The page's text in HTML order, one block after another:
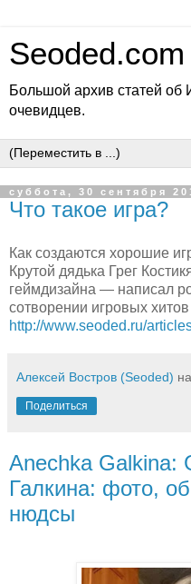
Seoded.com
Большой архив статей об
очевидцев.
суббота, 30 сентября
Что такое игра?
Как создаются хорошие
Крутой дядька Грег
геймдизайна — написал
сотворении игровых хитов
http://www.seoded.ru/
Алексей Востров (Seoded) на
Поделиться
Anechka Galkina:
Галкина: фото,
нюдсы